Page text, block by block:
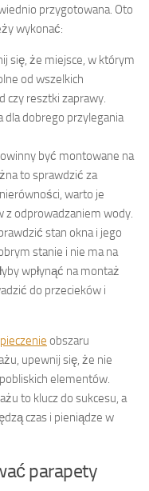
przygotowana. Oto
wykonać:
się, że miejsce, w którym
od wszelkich
czy resztki zaprawy.
dla dobrego przylegania
być montowane na
to sprawdzić za
warto je
z odprowadzaniem wody.
stan okna i jego
stanie i nie ma na
wpłynąć na montaż
do przecieków i
obszaru
upewnij się, że nie
elementów.
to klucz do sukcesu, a
czas i pieniądze w
parapety